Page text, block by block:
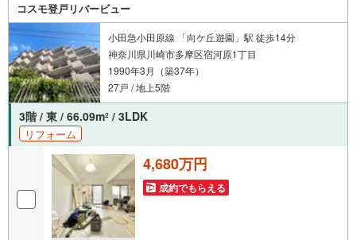
もお客様のお問合せをお待ちしております。
コスモ登戸リバービュー
小田急小田原線 「向ケ丘遊園」駅 徒歩14分
神奈川県川崎市多摩区宿河原1丁目
1990年3月（築37年）
27戸 / 地上5階
3階 / 東 / 66.09m2 / 3LDK
リフォーム
4,680万円
成約でもらえる